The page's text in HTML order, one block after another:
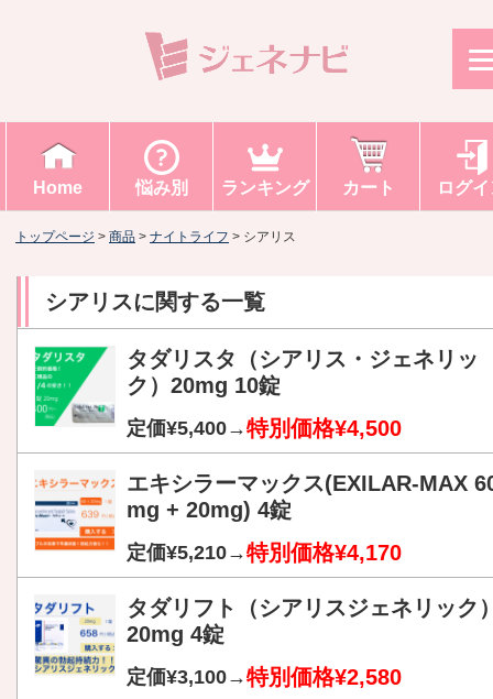
Home 悩み別 ランキング カート ログ
トップページ > 商品 > ナイトライフ > シアリス
シアリスに関する一覧
タダリスタ（シアリス・ジェネリッ
ク）20mg 10錠
定価¥5,400→特別価格¥4,500
エキシラーマックス(EXILAR-MAX
mg + 20mg) 4錠
定価¥5,210→特別価格¥4,170
タダリフト（シアリスジェネリック
20mg 4錠
定価¥3,100→特別価格¥2,580